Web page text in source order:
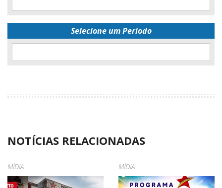
Selecione um Período
NOTÍCIAS RELACIONADAS
MÍDIA MÍDIA